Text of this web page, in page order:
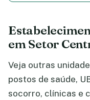
em Setor
Veja outras
postos de saúde,
socorro, clínicas e